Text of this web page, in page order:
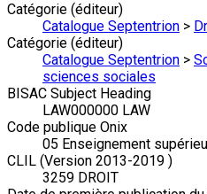
Catégorie (éditeur)
Catalogue Septentrion >
Catégorie (éditeur)
Catalogue Septentrion >
sciences sociales
BISAC Subject Heading
LAW000000 LAW
Code publique Onix
05 Enseignement
CLIL (Version 2013-2019 )
3259 DROIT